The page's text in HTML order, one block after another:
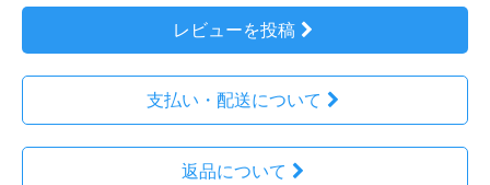
レビューを投稿
支払い・配送について
返品について